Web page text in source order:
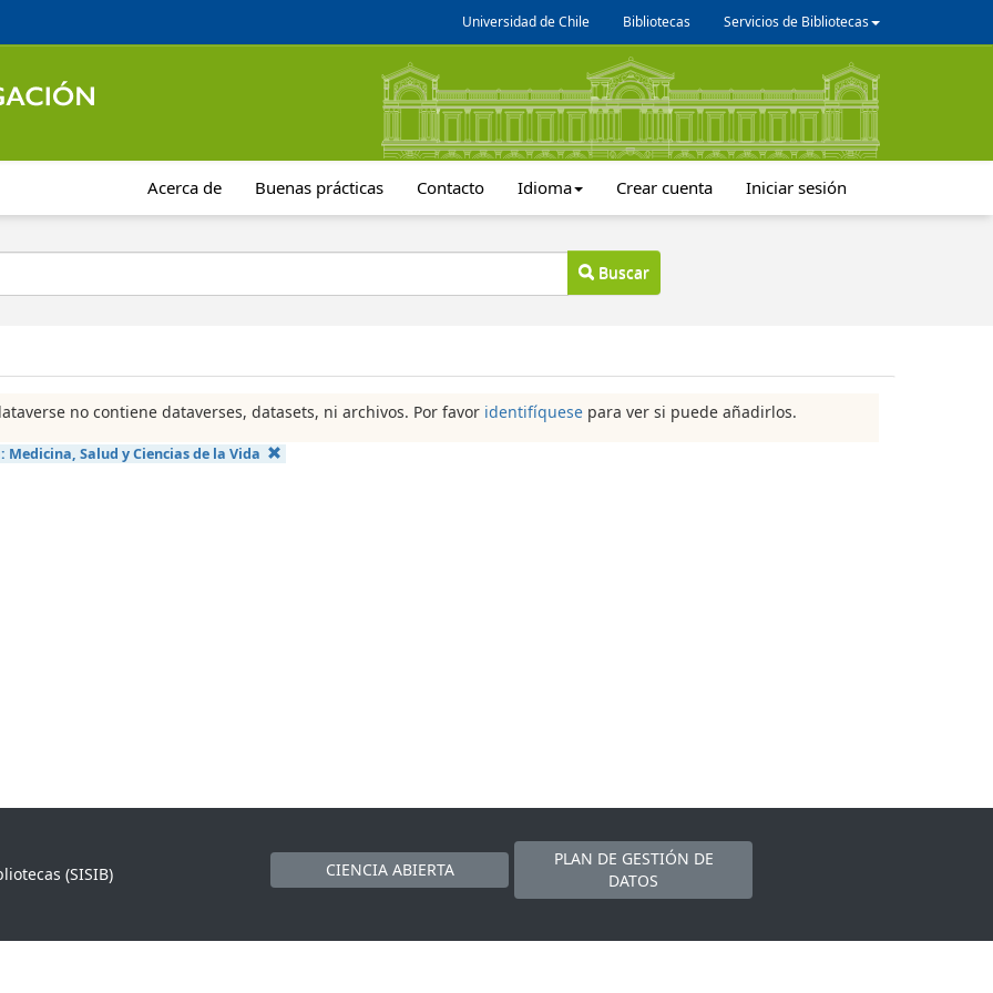
Universidad de Chile Bibliotecas Servicios de Bibliotecas
Acerca de Buenas prácticas Contacto Idioma Crear cuenta Iniciar sesión
Buscar
no contiene dataverses, datasets, ni archivos. Por favor identifíquese para ver si puede añadirlos.
Medicina, Salud y Ciencias de la Vida
(SISIB)
CIENCIA ABIERTA
PLAN DE GESTIÓN DE
DATOS